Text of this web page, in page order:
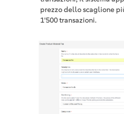
prezzo dello scaglione
1'500 transazioni.